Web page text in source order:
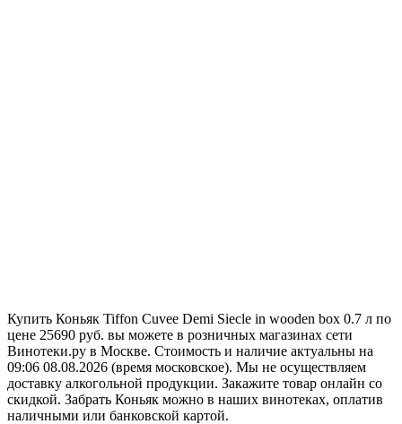
Купить Коньяк Tiffon Cuvee Demi Siecle in wooden box 0.7 л по
цене 25690 руб. вы можете в розничных магазинах сети
Винотеки.ру в Москве. Стоимость и наличие актуальны на
09:06 08.08.2026 (время московское). Мы не осуществляем
доставку алкогольной продукции. Закажите товар онлайн со
скидкой. Забрать Коньяк можно в наших винотеках, оплатив
наличными или банковской картой.